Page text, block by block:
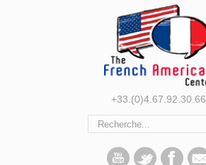
+33.(0)4.67.92.30.66